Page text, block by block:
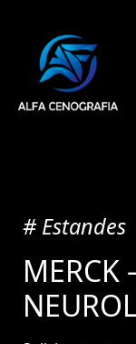
# Estandes
MERCK